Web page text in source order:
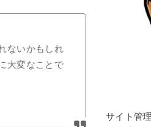
ないかもしれ
大変なことで
サイト管